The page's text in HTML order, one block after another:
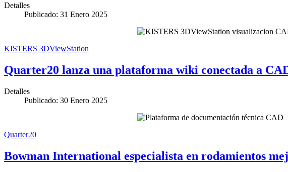
Detalles
Publicado: 31 Enero 2025
KISTERS 3DViewStation
Quarter20 lanza una plataforma wiki conectada a
Detalles
Publicado: 30 Enero 2025
Quarter20
Bowman International especialista en rodamientos